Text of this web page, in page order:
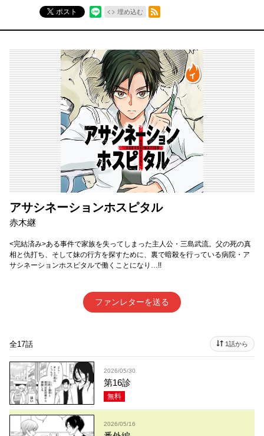
ポスト 埋め込む
RSSフィード
アサシネーションホスピタル
赤木継
<完結済み>ある事件で家族を失ってしまった主人公・三島武流。父の死の真
相と仇打ち、そして妹の行方を探すために、裏で暗殺を行っている病院・ア
サシネーションホスピタルで働くことになり…!!
ファンレターを送る
全17話 1話から
2026/05/30
第16診
無料
2026/05/16